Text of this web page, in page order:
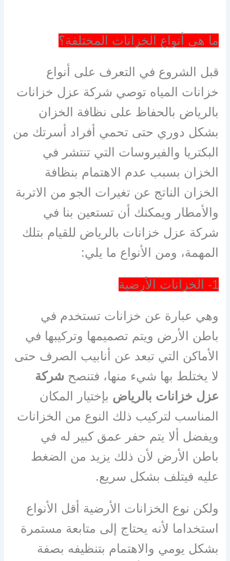
ما هي أنواع الخزانات المختلفة؟
قبل الشروع في التعرف على أنواع
خزانات المياه توصي شركة عزل خزانات
بالرياض بالحفاظ على نظافة الخزان
بشكل دوري حتى تحمي أفراد أسرتك من
البكتريا والفيروسات التي تنتشر في
الخزان بسبب عدم الاهتمام بنظافة
الخزان الناتج عن تغيرات الجو من الاتربة
والأمطار ويمكنك أن تستعين بنا في
شركة عزل خزانات بالرياض للقيام بتلك
المهمة، ومن الأنواع ما يلي:
1- الخزانات الأرضية
وهي عبارة عن خزانات تستخدم في
باطن الأرض ويتم تصميمها وتركيبها في
الأماكن التي تبعد عن أنابيب الصرف حتى
لا يختلط بها شيء منها، فتنصح شركة
عزل خزانات بالرياض بإختيار المكان
المناسب لتركيب ذلك النوع من الخزانات
ويفضل ألا يتم حفر عمق كبير له في
باطن الأرض لأن ذلك يزيد من الضغط
عليه فيتلف بشكل سريع.
ولكن نوع الخزانات الأرضية أقل الأنواع
استخداما لأنه يحتاج إلى متابعة مستمرة
بشكل يومي والاهتمام بتنظيفه بصفة